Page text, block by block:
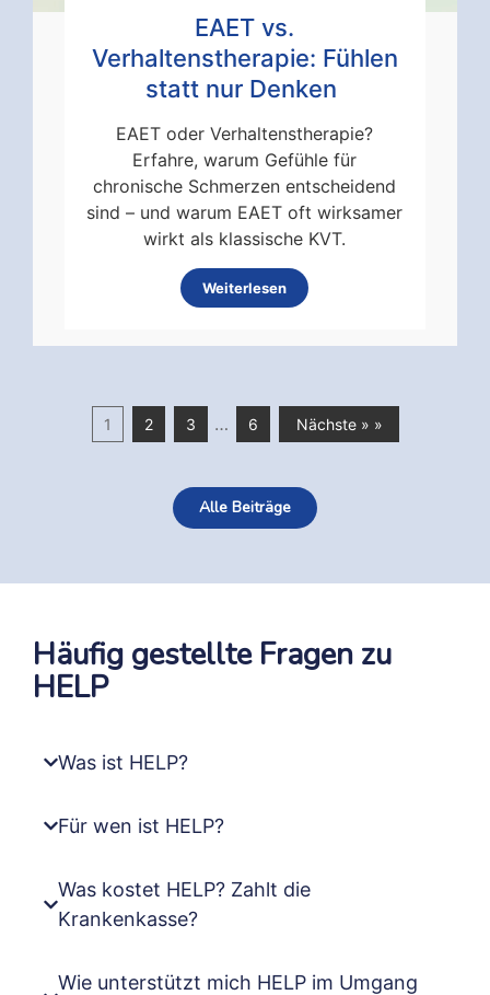
EAET vs.
Verhaltenstherapie: Fühlen
statt nur Denken
EAET oder Verhaltenstherapie?
Erfahre, warum Gefühle für
chronische Schmerzen entscheidend
sind – und warum EAET oft wirksamer
wirkt als klassische KVT.
Weiterlesen
1 2 3 … 6 Nächste » »
Alle Beiträge
Häufig gestellte Fragen zu
HELP
Was ist HELP?
Für wen ist HELP?
Was kostet HELP? Zahlt die
Krankenkasse?
Wie unterstützt mich HELP im Umgang